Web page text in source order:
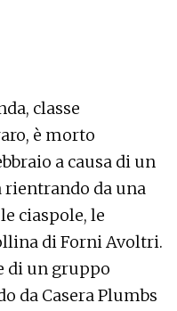
classe
è morto
a causa di un
rientrando da una
ciaspole, le
di Forni Avoltri.
di un gruppo
da Casera Plumbs